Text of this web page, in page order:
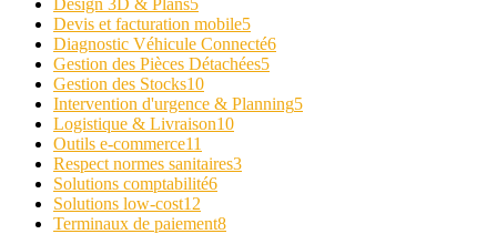
Devis et facturation mobile5
Diagnostic Véhicule Connecté6
Gestion des Pièces Détachées5
Gestion des Stocks10
Intervention d'urgence & Planning5
Logistique & Livraison10
Outils e-commerce11
Respect normes sanitaires3
Solutions comptabilité6
Solutions low-cost12
Terminaux de paiement8